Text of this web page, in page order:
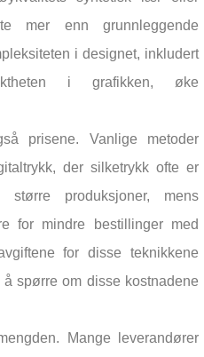
mer enn grunnleggende
i designet, inkludert
i grafikken, øke
prisene. Vanlige metoder
der silketrykk ofte er
større produksjoner, mens
for mindre bestillinger med
for disse teknikkene
spørre om disse kostnadene
Mange leverandører